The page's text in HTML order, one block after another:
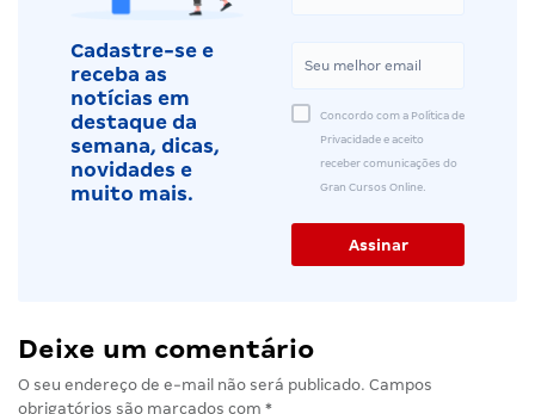
Cadastre-se e
receba as
notícias em
destaque da
semana, dicas,
novidades e
muito mais.
Concordo com a Política de
Privacidade e aceito
receber comunicações do
Gran Cursos Online.
Deixe um comentário
O seu endereço de e-mail não será publicado. Campos
obrigatórios são marcados com *